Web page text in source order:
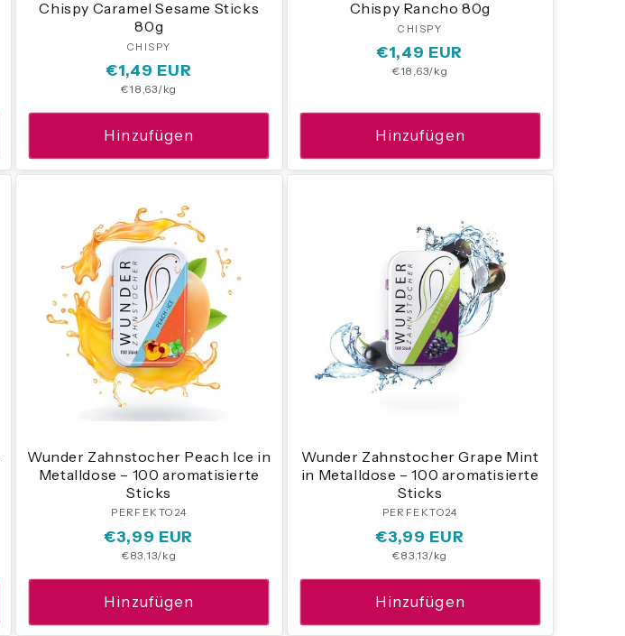
Chispy Caramel Sesame Sticks
80g
Anbieter:
CHISPY
Normaler
Preis
€1,49 EUR
Grundpreis
€18,63/kg
Hinzufügen
Chispy Rancho 80g
Anbieter:
CHISPY
Normaler
Preis
€1,49 EUR
Grundpreis
€18,63/kg
Hinzufügen
Wunder Zahnstocher Peach Ice in
Metalldose – 100 aromatisierte
Sticks
Anbieter:
PERFEKTO24
Normaler
Preis
€3,99 EUR
Grundpreis
€83,13/kg
Hinzufügen
Wunder Zahnstocher Grape Mint
in Metalldose – 100 aromatisierte
Sticks
Anbieter:
PERFEKTO24
Normaler
Preis
€3,99 EUR
Grundpreis
€83,13/kg
Hinzufügen